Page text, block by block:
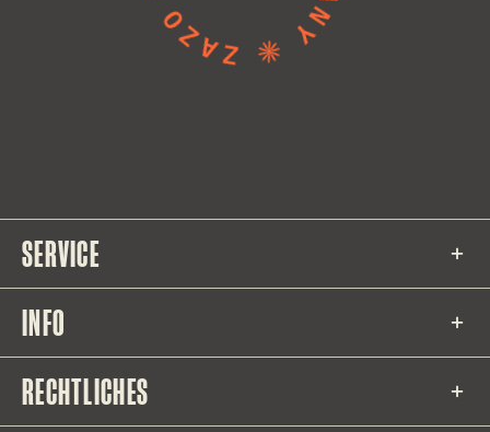
SERVICE
INFO
RECHTLICHES